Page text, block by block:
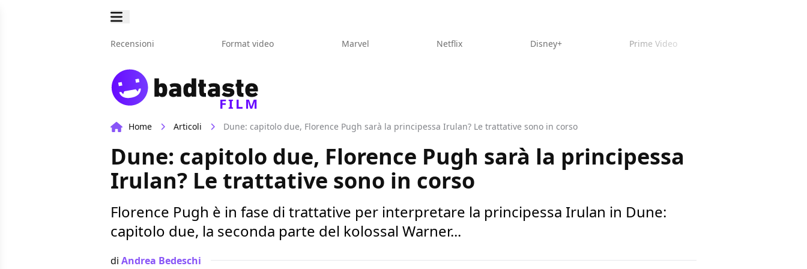
Recensioni Format video Marvel Netflix Disney+ Prime Video
FILM
Home Articoli Dune: capitolo due, Florence Pugh sarà la principessa Irulan? Le trattative sono in corso
Dune: capitolo due, Florence Pugh sarà la principessa
Irulan? Le trattative sono in corso
Florence Pugh è in fase di trattative per interpretare la principessa Irulan in Dune:
capitolo due, la seconda parte del kolossal Warner...
di Andrea Bedeschi